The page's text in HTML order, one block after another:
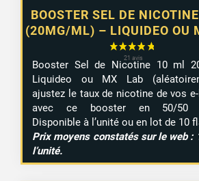
BOOSTER SEL DE
(20MG/ML) – LIQUIDEO OU
Booster Sel de Nicotine 10 ml
Liquideo ou MX Lab
ajustez le taux de nicotine de vos
avec ce booster en 50/50
Disponible à l’unité ou en lot de 10
Prix moyens constatés sur le web :
l’unité.